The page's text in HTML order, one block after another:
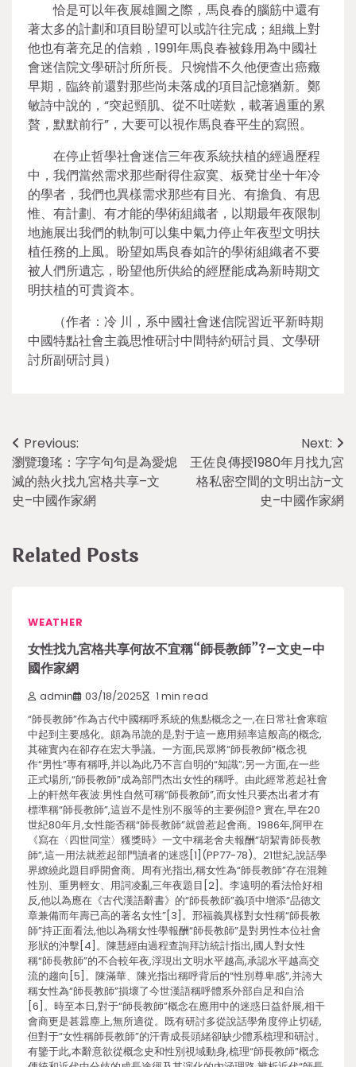
恰是可以年夜展雄圖之際，馬良春的腦筋中還有
著太多的計劃和項目盼望可以或許往完成；組織上對
他也有著充足的信賴，1991年馬良春被錄用為中國社
會迷信院文學研討所所長。只惋惜不久他便查出癌癥
早期，臨終前還對那些尚未落成的項目記憶猶新。鄭
敏詩中說的，“突起頸肌、從不吐嗟歎，載著過重的累
贅，默默前行”，大要可以視作馬良春平生的寫照。
在停止哲學社會迷信三年夜系統扶植的經過歷程
中，我們當然需求那些耐得住寂寞、板凳甘坐十年冷
的學者，我們也異樣需求那些有目光、有擔負、有思
惟、有計劃、有才能的學術組織者，以期最年夜限制
地施展出我們的軌制可以集中氣力停止年夜型文明扶
植任務的上風。盼望如馬良春如許的學術組織者不要
被人們所遺忘，盼望他所供給的經歷能成為新時期文
明扶植的可貴資本。
（作者：冷 川，系中國社會迷信院習近平新時期
中國特點社會主義思惟研討中間特約研討員、文學研
討所副研討員）
Post
navigation
Previous:
瀏覽瓊瑤：字字句句是為愛熄
滅的熱火找九宮格共享–文
史–中國作家網
Next:
王佐良傳授1980年月找九宮
格私密空間的文明出訪–文
史–中國作家網
Related Posts
WEATHER
女性找九宮格共享何故不宜稱“師長教師”?–文史–中
國作家網
admin 03/18/2025 1 min read
“師長教師”作為古代中國稱呼系統的焦點概念之一,在日常社會寒暄
中起到主要感化。頗為吊詭的是,對于這一應用頻率這般高的概念,
其確實內在卻存在宏大爭議。一方面,民眾將“師長教師”概念視
作“男性”專有稱呼,并以為此乃不言自明的“知識”;另一方面,在一些
正式場所,“師長教師”成為部門杰出女性的稱呼。由此經常惹起社會
上的軒然年夜波:男性自然可稱“師長教師”,而女性只要杰出者才有
標準稱“師長教師”,這豈不是性別不服等的主要例證? 實在,早在20
世紀80年月,女性能否稱“師長教師”就曾惹起會商。1986年,阿甲在
《寫在〈四世同堂〉獲獎時》一文中稱老舍夫報酬“胡絜青師長教
師”,這一用法就惹起部門讀者的迷惑[1](PP77-78)。21世紀,說話學
界繚繞此題目睜開會商。周有光指出,稱女性為“師長教師”存在混雜
性別、重男輕女、用詞凌亂三年夜題目[2]。李遠明的看法恰好相
反,他以為應在《古代漢語辭書》的“師長教師”義項中增添“品德文
章兼備而年壽已高的著名女性”[3]。邢福義異樣對女性稱“師長教
師”持正面看法,他以為稱女性學報酬“師長教師”是對男性本位社會
形狀的沖擊[4]。陳慧經由過程查詢拜訪統計指出,國人對女性
稱“師長教師”的不合較年夜,浮現出文明水平越高,承認水平越高交
流的趨向[5]。陳滿華、陳光指出稱呼背后的“性別尊卑感”,并誇大
稱女性為“師長教師”損壞了今世漢語稱呼體系外部自足和自洽
[6]。時至本日,對于“師長教師”概念在應用中的迷惑日益舒展,相干
會商更是甚囂塵上,無所適從。既有研討多從說話學角度停止切磋,
但對于“女性稱師長教師”的汗青成長頭緒卻缺少體系梳理和研討。
有鑒于此,本辭意欲從概念史和性別視域動身,梳理“師長教師”概念